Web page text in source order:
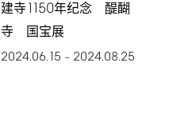
建寺1150年纪念 醍醐
寺 国宝展
2024.06.15 – 2024.08.25